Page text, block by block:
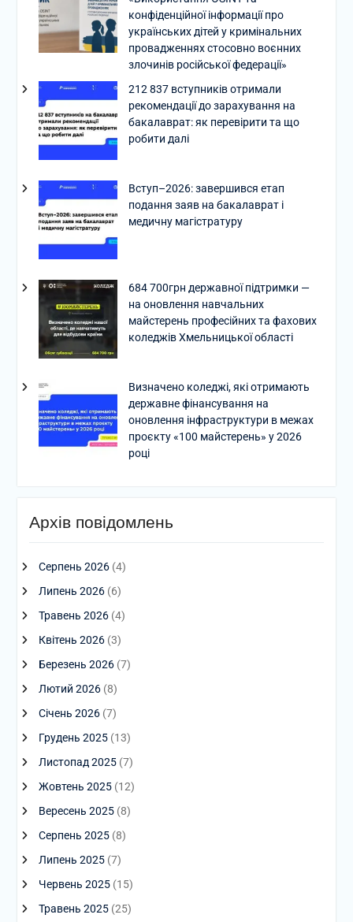
конфіденційної інформації про
українських дітей у кримінальних
провадженнях стосовно воєнних
злочинів російської федерації»
212 837 вступників отримали
рекомендації до зарахування на
бакалаврат: як перевірити та що
робити далі
Вступ–2026: завершився етап
подання заяв на бакалаврат і
медичну магістратуру
684 700грн державної підтримки —
на оновлення навчальних
майстерень професійних та фахових
коледжів Хмельницької області
Визначено коледжі, які отримають
державне фінансування на
оновлення інфраструктури в межах
проєкту «100 майстерень» у 2026
році
Архів повідомлень
Серпень 2026(4)
Липень 2026(6)
Травень 2026(4)
Квітень 2026(3)
Березень 2026(7)
Лютий 2026(8)
Січень 2026(7)
Грудень 2025(13)
Листопад 2025(7)
Жовтень 2025(12)
Вересень 2025(8)
Серпень 2025(8)
Липень 2025(7)
Червень 2025(15)
Травень 2025(25)